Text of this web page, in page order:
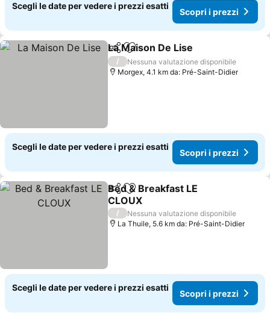
Scegli le date per vedere i prezzi esatti
Scopri i prezzi
CondividiAggiungi ai preferiti
La Maison De Lise
/
Nessuna valutazione disponibile
Morgex, 4.1 km da: Pré-Saint-Didier
Scegli le date per vedere i prezzi esatti
Scopri i prezzi
CondividiAggiungi ai preferiti
Bed & Breakfast LE
CLOUX
/
Nessuna valutazione disponibile
La Thuile, 5.6 km da: Pré-Saint-Didier
Scegli le date per vedere i prezzi esatti
Scopri i prezzi